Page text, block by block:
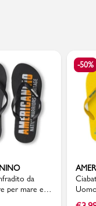
da
per mare e
-50%